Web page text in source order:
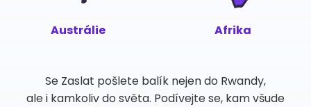
Austrálie Afrika
Se Zaslat pošlete balík nejen do Rwandy,
ale i kamkoliv do světa. Podívejte se, kam všude